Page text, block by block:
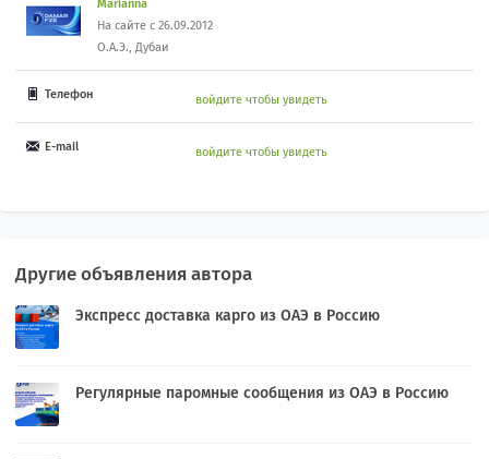
Marianna
На сайте с 26.09.2012
О.А.Э., Дубаи
Телефон войдите чтобы увидеть
E-mail войдите чтобы увидеть
Другие объявления автора
Экспресс доставка карго из ОАЭ в Россию
Регулярные паромные сообщения из ОАЭ в Россию